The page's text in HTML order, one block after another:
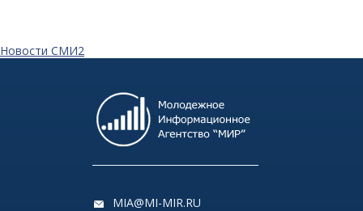
Новости СМИ2
MIA@MI-MIR.RU